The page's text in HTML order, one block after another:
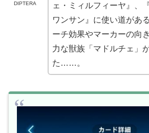
DIPTERA
ェ・ミィルフィーヤ』、
ワンサン』に使い道があ
ーチ効果やマーカーの向
力な獣族「マドルチェ」
た……。